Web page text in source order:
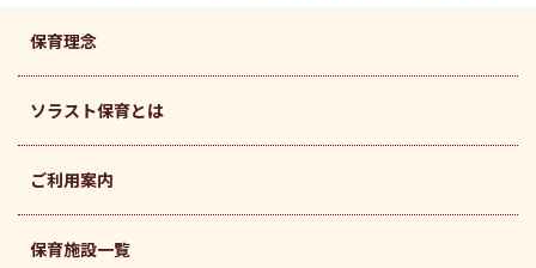
保育理念
ソラスト保育とは
ご利用案内
保育施設一覧